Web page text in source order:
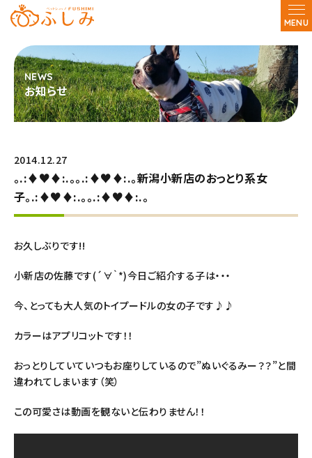
MENU
お知らせ
2014.12.27
｡.:♦♥♦:.｡｡.:♦♥♦:.｡新潟小新店のおっとり系女
子｡.:♦♥♦:.｡｡.:♦♥♦:.｡
お久しぶりです!!
小新店の佐藤です(´∀｀*)今日ご紹介する子は・・・
今、とっても大人気のトイプードルの女の子です♪♪
カラーはアプリコットです！！
おっとりしていていつもお座りしているので”ぬいぐるみー？？”と間
違われてしまいます（笑）
この可愛さは動画を観ないと伝わりません！！